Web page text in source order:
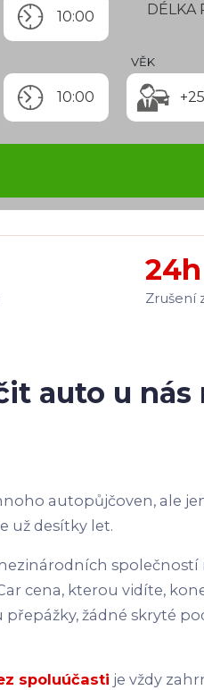
10:00 DÉLKA
10:00
VĚK
24h
Zrušení
auto u nás
autopůjčoven, ale
už desítky let.
společností
cena, kterou vidíte,
žádné skryté
spoluúčasti je vždy